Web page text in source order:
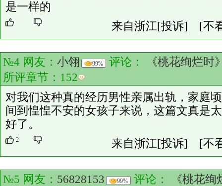
是一样的
来自浙江[投诉] [不
№4 网友： 小翎 99% 评论：
《桃花绚烂时
所评章节： 152
对我们这种真的经历男性亲属出轨，家庭
间到惶惶不安的女孩子来说，这篇文真是
好了。
2 来自浙江[投诉] [不
№5 网友： 56828153 99% 评论：
《桃花绚